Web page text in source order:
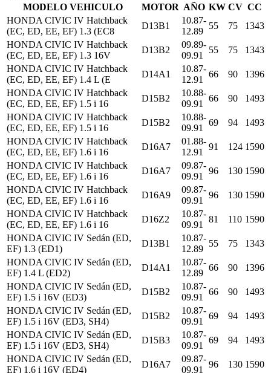
MODELO VEHICULO
MOTOR AÑO KW CV CC
HONDA CIVIC IV Hatchback
(EC, ED, EE, EF) 1.3 (EC8
D13B1
10.87-
12.89
55 75
1343
HONDA CIVIC IV Hatchback
(EC, ED, EE, EF) 1.3 16V
D13B2
09.89-
09.91
55 75
1343
HONDA CIVIC IV Hatchback
(EC, ED, EE, EF) 1.4 L (E
D14A1
10.87-
12.91
66 90
1396
HONDA CIVIC IV Hatchback
(EC, ED, EE, EF) 1.5 i 16
D15B2
10.88-
09.91
66 90
1493
HONDA CIVIC IV Hatchback
(EC, ED, EE, EF) 1.5 i 16
D15B2
10.88-
09.91
69 94
1493
HONDA CIVIC IV Hatchback
(EC, ED, EE, EF) 1.6 i 16
D16A7
01.88-
12.91
91 124 1590
HONDA CIVIC IV Hatchback
(EC, ED, EE, EF) 1.6 i 16
D16A7
09.87-
09.91
96 130 1590
HONDA CIVIC IV Hatchback
(EC, ED, EE, EF) 1.6 i 16
D16A9
09.87-
09.91
96 130 1590
HONDA CIVIC IV Hatchback
(EC, ED, EE, EF) 1.6 i 16
D16Z2
10.87-
09.91
81 110 1590
HONDA CIVIC IV Sedán (ED,
EF) 1.3 (ED1)
D13B1
10.87-
12.89
55 75
1343
HONDA CIVIC IV Sedán (ED,
EF) 1.4 L (ED2)
D14A1
10.87-
12.89
66 90
1396
HONDA CIVIC IV Sedán (ED,
EF) 1.5 i 16V (ED3)
D15B2
10.87-
09.91
66 90
1493
HONDA CIVIC IV Sedán (ED,
EF) 1.5 i 16V (ED3, SH4)
D15B2
10.87-
09.91
69 94
1493
HONDA CIVIC IV Sedán (ED,
EF) 1.5 i 16V (ED3, SH4)
D15B3
10.87-
09.91
69 94
1493
HONDA CIVIC IV Sedán (ED,
EF) 1.6 i 16V (ED4)
D16A7
09.87-
09.91
96 130 1590